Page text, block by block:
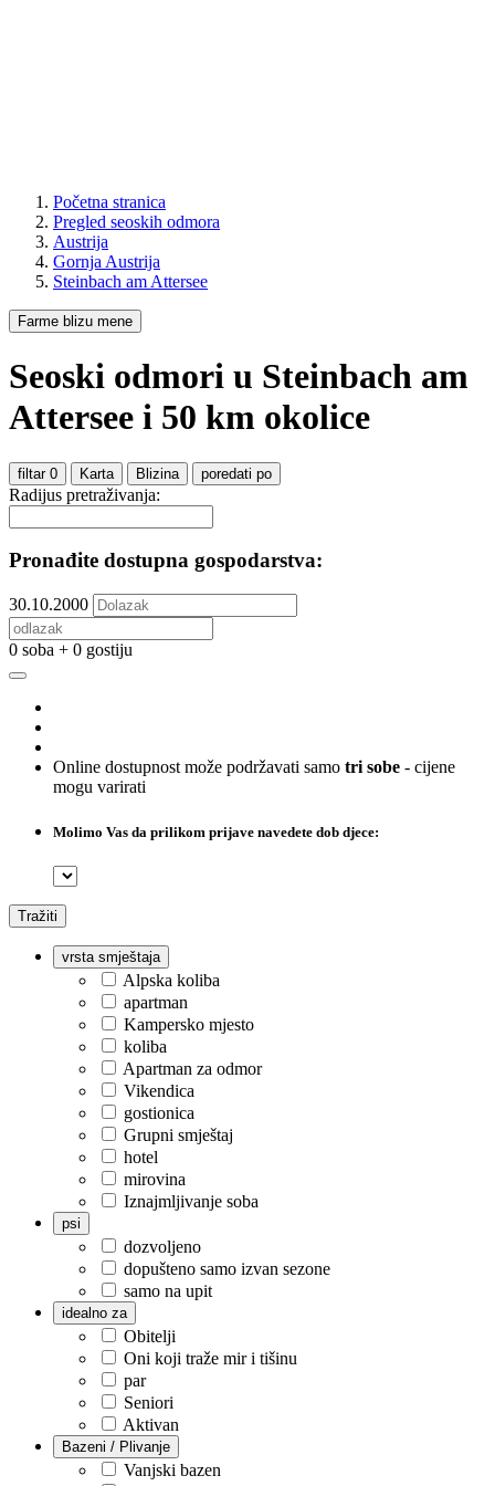
Početna stranica
Pregled seoskih odmora
Austrija
Gornja Austrija
Steinbach am Attersee
Farme blizu mene
Seoski odmori u Steinbach am
Attersee i 50 km okolice
filtar 0 Karta Blizina poredati po
Radijus pretraživanja:
Pronađite dostupna gospodarstva:
30.10.2000
0 soba + 0 gostiju
Online dostupnost može podržavati samo tri sobe - cijene
mogu varirati
Molimo Vas da prilikom prijave navedete dob djece:
Tražiti
vrsta smještaja
Alpska koliba
apartman
Kampersko mjesto
koliba
Apartman za odmor
Vikendica
gostionica
Grupni smještaj
hotel
mirovina
Iznajmljivanje soba
psi
dozvoljeno
dopušteno samo izvan sezone
samo na upit
idealno za
Obitelji
Oni koji traže mir i tišinu
par
Seniori
Aktivan
Bazeni / Plivanje
Vanjski bazen